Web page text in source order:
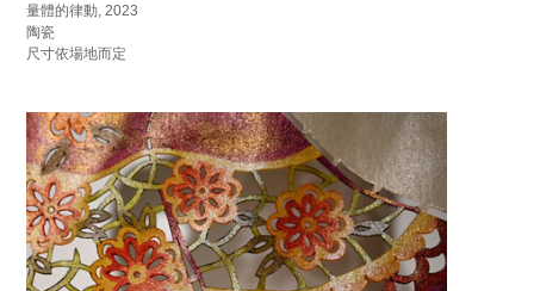
量體的律動, 2023
陶瓷
尺寸依場地而定